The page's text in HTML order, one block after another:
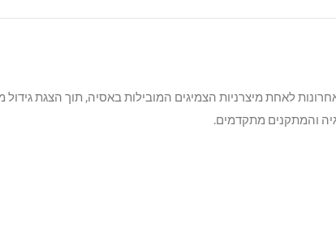
לאחת מיצרניות הצמיגים המובילות באסיה, תוך הצגת
והמתקנים מתקדמים.